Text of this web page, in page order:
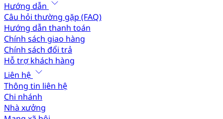
Hướng dẫn
Câu hỏi thường gặp (FAQ)
Hướng dẫn thanh toán
Chính sách giao hàng
Chính sách đổi trả
Hỗ trợ khách hàng
Liên hệ
Thông tin liên hệ
Chi nhánh
Nhà xưởng